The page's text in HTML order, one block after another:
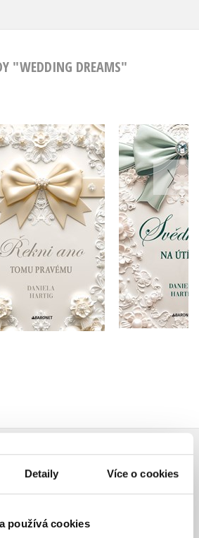
Detaily Více o cookies
používá cookies
"WEDDING DREAMS"
Řekni ano tomu
pravému
Daniela Hartig
Do košíku
399 Kč
319 Kč
Svědkyně
Daniela
Do
319 Kč
žádná uživatelská hodnocení.